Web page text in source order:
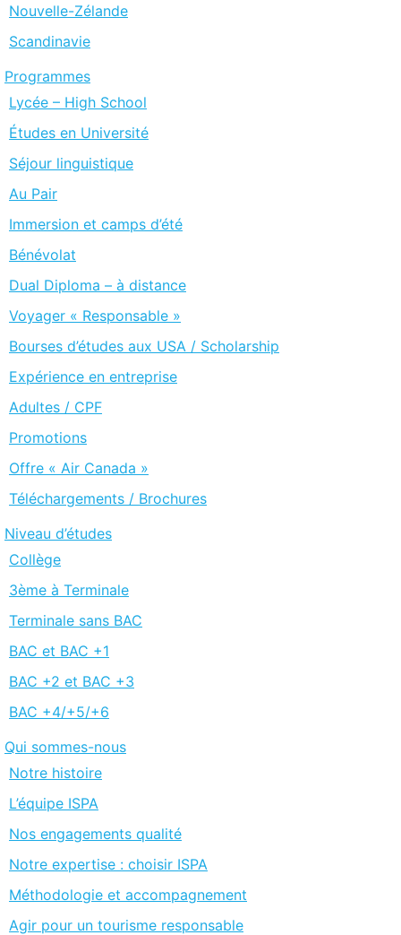
Nouvelle-Zélande
Scandinavie
Programmes
Lycée – High School
Études en Université
Séjour linguistique
Au Pair
Immersion et camps d’été
Bénévolat
Dual Diploma – à distance
Voyager « Responsable »
Bourses d’études aux USA / Scholarship
Expérience en entreprise
Adultes / CPF
Promotions
Offre « Air Canada »
Téléchargements / Brochures
Niveau d’études
Collège
3ème à Terminale
Terminale sans BAC
BAC et BAC +1
BAC +2 et BAC +3
BAC +4/+5/+6
Qui sommes-nous
Notre histoire
L’équipe ISPA
Nos engagements qualité
Notre expertise : choisir ISPA
Méthodologie et accompagnement
Agir pour un tourisme responsable